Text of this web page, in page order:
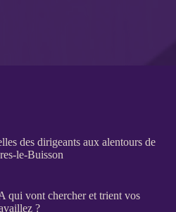
des dirigeants aux alentours de
le-Buisson
qui vont chercher et trient vos
?